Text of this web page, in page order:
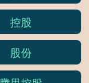
控股
股份